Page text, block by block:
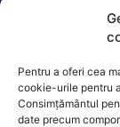
Pentru a oferi cea
cookie-urile pentru
Consimțământul
date precum